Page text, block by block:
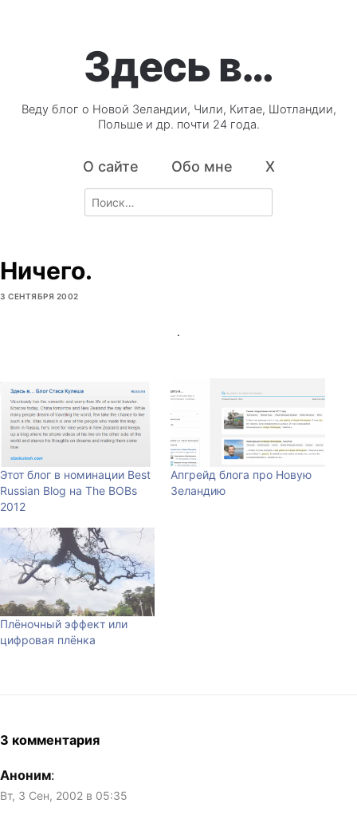
Здесь в…
Веду блог о Новой Зеландии, Чили, Китае, Шотландии,
Польше и др. почти 24 года.
О сайте Обо мне X
Search
for:
Ничего.
3 СЕНТЯБРЯ 2002
.
Этот блог в номинации Best
Russian Blog на The BOBs
2012
Апгрейд блога про Новую
Зеландию
Плёночный эффект или
цифровая плёнка
3 комментария
Аноним:
Вт, 3 Сен, 2002 в 05:35